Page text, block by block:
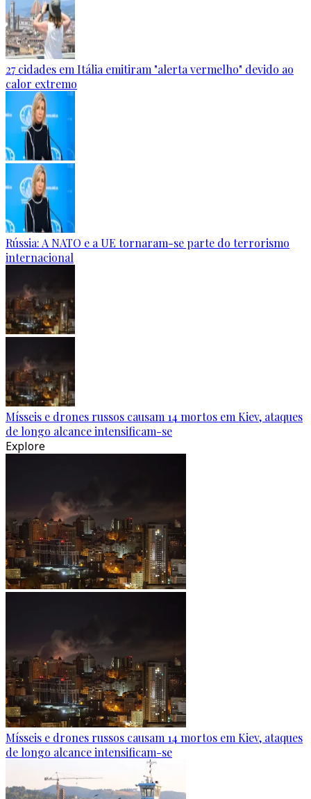
27 cidades em Itália emitiram "alerta vermelho" devido ao
calor extremo
Rússia: A NATO e a UE tornaram-se parte do terrorismo
internacional
Mísseis e drones russos causam 14 mortos em Kiev, ataques
de longo alcance intensificam-se
Explore
Mísseis e drones russos causam 14 mortos em Kiev, ataques
de longo alcance intensificam-se